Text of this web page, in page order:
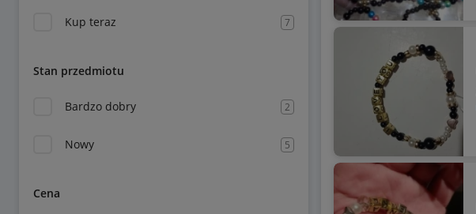
Kup teraz 7
Stan przedmiotu
Bardzo dobry 2
Nowy 5
Cena